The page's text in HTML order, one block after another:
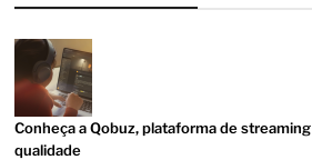
Conheça a Qobuz, plataforma de
qualidade